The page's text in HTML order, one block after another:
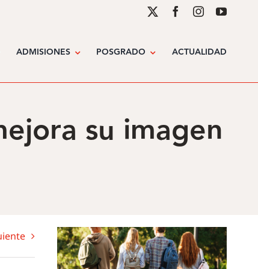
ADMISIONES POSGRADO ACTUALIDAD
su imagen